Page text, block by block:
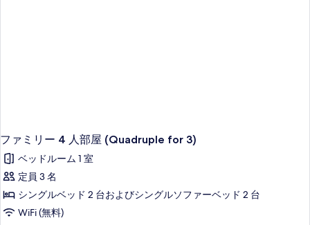
ファミリー 4 人部屋 (Quadruple for 3)
ベッドルーム 1 室
定員 3 名
シングルベッド 2 台およびシングルソファーベッド 2 台
WiFi (無料)